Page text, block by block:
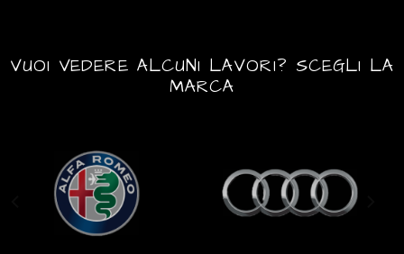
VUOI VEDERE ALCUNI LAVORI? SCEGLI LA
MARCA